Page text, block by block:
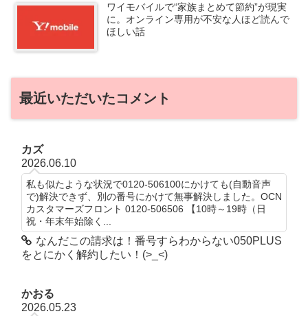
ワイモバイルで“家族まとめて節約”が現実
に。オンライン専用が不安な人ほど読んで
ほしい話
最近いただいたコメント
カズ
2026.06.10
私も似たような状況で0120-506100にかけても(自動音声
で)解決できず、別の番号にかけて無事解決しました。OCN
カスタマーズフロント 0120-506506 【10時～19時（日
祝・年末年始除く...
なんだこの請求は！番号すらわからない050PLUS
をとにかく解約したい！(>_<)
かおる
2026.05.23